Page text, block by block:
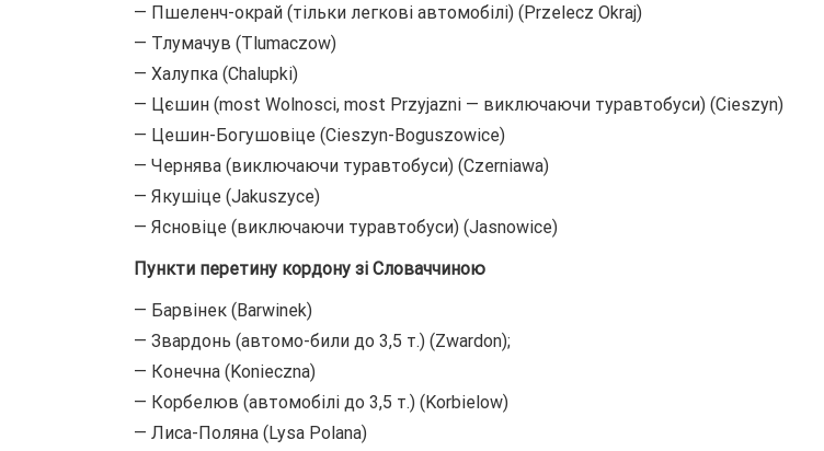
— Пшеленч-окрай (тільки легкові автомобілі) (Przelecz Okraj)
— Тлумачув (Tlumaczow)
— Халупка (Chalupki)
— Цєшин (most Wolnosci, most Przyjazni — виключаючи туравтобуси) (Cieszyn)
— Цешин-Богушовіце (Cieszyn-Boguszowice)
— Чернява (виключаючи туравтобуси) (Czerniawa)
— Якушіце (Jakuszyce)
— Ясновіце (виключаючи туравтобуси) (Jasnowice)
Пункти перетину кордону зі Словаччиною
— Барвінек (Barwinek)
— Звардонь (автомо-били до 3,5 т.) (Zwardon);
— Конечна (Konieczna)
— Корбелюв (автомобілі до 3,5 т.) (Korbielow)
— Лиса-Поляна (Lysa Polana)